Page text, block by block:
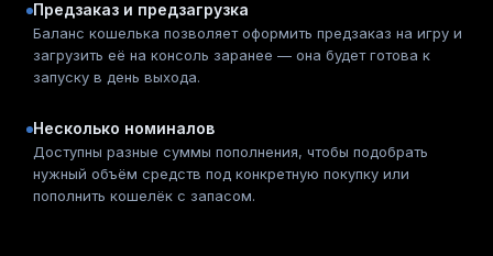
Предзаказ и предзагрузка
Баланс кошелька позволяет оформить предзаказ на игру и
загрузить её на консоль заранее — она будет готова к
запуску в день выхода.
Несколько номиналов
Доступны разные суммы пополнения, чтобы подобрать
нужный объём средств под конкретную покупку или
пополнить кошелёк с запасом.